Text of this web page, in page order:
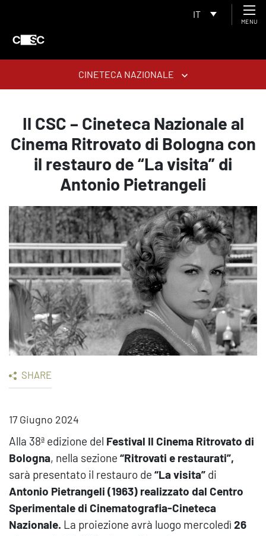
IT
MENU
CINETECA NAZIONALE
Il CSC – Cineteca Nazionale al
Cinema Ritrovato di Bologna con
il restauro de “La visita” di
Antonio Pietrangeli
SHARE
17 Giugno 2024
Alla 38ª edizione del Festival Il Cinema Ritrovato di
Bologna, nella sezione “Ritrovati e restaurati”,
sarà presentato il restauro de “La visita” di
Antonio Pietrangeli (1963) realizzato dal Centro
Sperimentale di Cinematografia-Cineteca
Nazionale. La proiezione avrà luogo mercoledì 26